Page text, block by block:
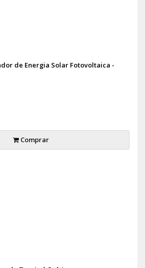
de Energia Solar Fotovoltaica -
Comprar